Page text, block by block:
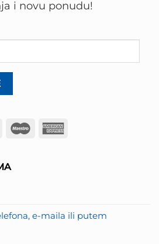
e-maila ili putem
i novu ponudu!
MasterCard
Maestro